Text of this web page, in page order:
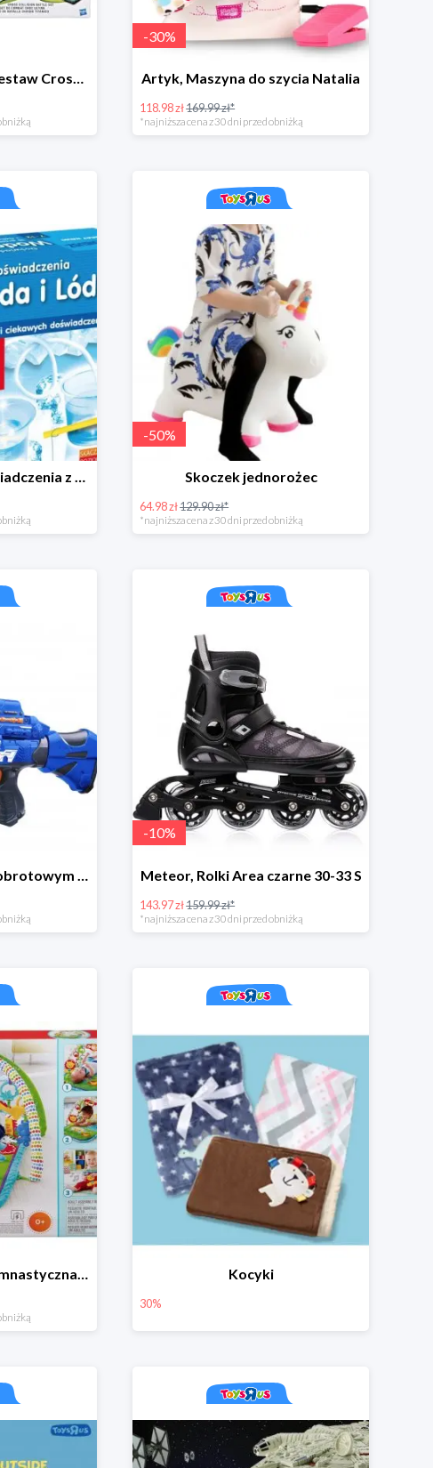
Hasbro,Beyblade,Zestaw Cross collision battle -35zł
-30%
Artyk, Maszyna do szycia Natalia
118.98 zł169.99 zł*
*najniższa cena z 30 dni przed obniżką
Mały Geniusz, Doświadczenia z wodą i lodem
-50%
Skoczek jednorożec
64.98 zł129.90 zł*
*najniższa cena z 30 dni przed obniżką
Artyk, Wyrzutnia z obrotowym bębenkiem ze strzałkami 40 sztuk
-10%
Meteor, Rolki Area czarne 30-33 S
143.97 zł159.99 zł*
*najniższa cena z 30 dni przed obniżką
Fisher Price Mata gimnastyczna 3 w 1 Kocyki
30%